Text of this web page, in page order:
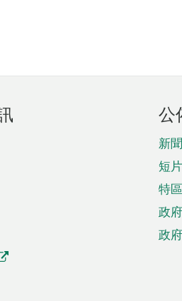
公
新聞
短片
特
政
政